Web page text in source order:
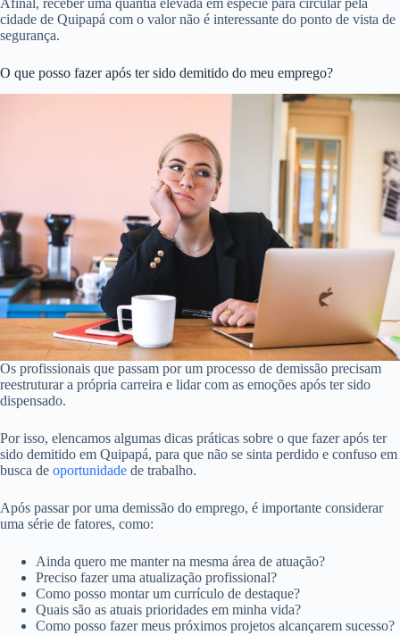
cidade de Quipapá com o valor não é interessante do ponto de vista de
segurança.
O que posso fazer após ter sido demitido do meu emprego?
Os profissionais que passam por um processo de demissão precisam
reestruturar a própria carreira e lidar com as emoções após ter sido
dispensado.
Por isso, elencamos algumas dicas práticas sobre o que fazer após ter
sido demitido em Quipapá, para que não se sinta perdido e confuso em
busca de oportunidade de trabalho.
Após passar por uma demissão do emprego, é importante considerar
uma série de fatores, como:
Ainda quero me manter na mesma área de atuação?
Preciso fazer uma atualização profissional?
Como posso montar um currículo de destaque?
Quais são as atuais prioridades em minha vida?
Como posso fazer meus próximos projetos alcançarem sucesso?